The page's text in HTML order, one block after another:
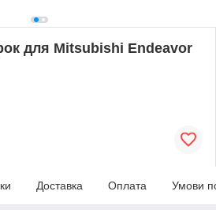
для Mitsubishi Endeavor
Доставка Оплата Умови